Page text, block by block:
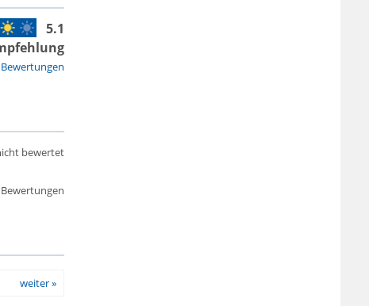
5.1
bewertet
weiter »